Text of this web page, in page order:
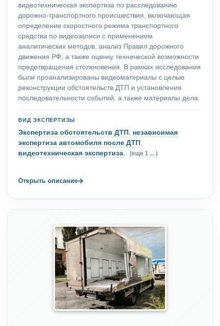
видеотехническая экспертиза по расследованию
дорожно-транспортного происшествия, включающая
определение скоростного режима транспортного
средства по видеозаписи с применением
аналитических методов, анализ Правил дорожного
движения РФ, а также оценку технической возможности
предотвращения столкновения. В рамках исследования
были проанализированы видеоматериалы с целью
реконструкции обстоятельств ДТП и установления
последовательности событий, а также материалы дела.
ВИД ЭКСПЕРТИЗЫ
Экспертиза обстоятельств ДТП, независимая
экспертиза автомобиля после ДТП,
видеотехническая экспертиза, (еще 1 ... )
Открыть описание→